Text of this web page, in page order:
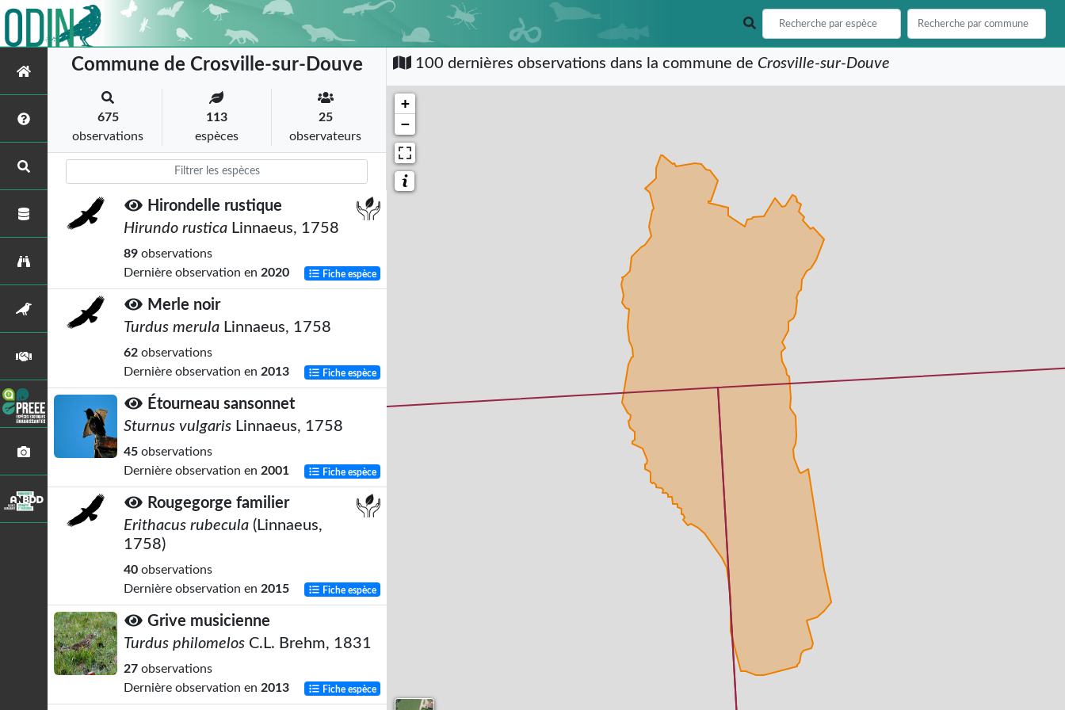
Commune de Crosville-sur-Douve
675
observations
113
espèces
25
observateurs
Hirondelle rustique
Hirundo rustica Linnaeus, 1758
89 observations
Dernière observation en 2020 Fiche espèce
Merle noir
Turdus merula Linnaeus, 1758
62 observations
Dernière observation en 2013 Fiche espèce
Étourneau sansonnet
Sturnus vulgaris Linnaeus, 1758
45 observations
Dernière observation en 2001 Fiche espèce
Rougegorge familier
Erithacus rubecula (Linnaeus,
1758)
40 observations
Dernière observation en 2015 Fiche espèce
Grive musicienne
Turdus philomelos C.L. Brehm, 1831
27 observations
Dernière observation en 2013 Fiche espèce
100 dernières observations dans la commune de Crosville-sur-Douve
+
−